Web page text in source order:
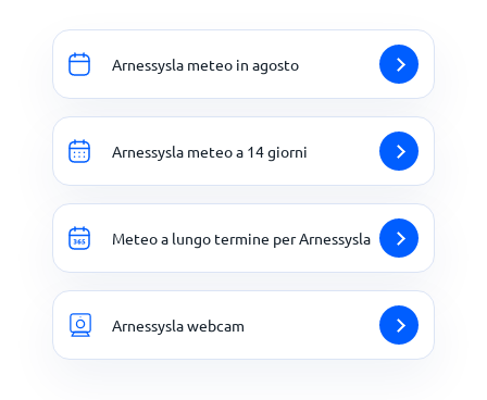
Arnessysla meteo in agosto
Arnessysla meteo a 14 giorni
Meteo a lungo termine per Arnessysla
Arnessysla webcam